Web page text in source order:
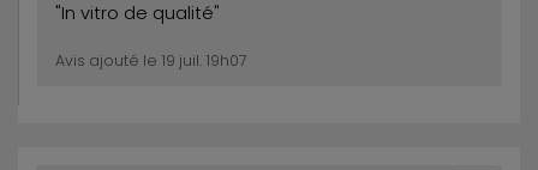
"In vitro de qualité"
Avis ajouté le 19 juil. 19h07